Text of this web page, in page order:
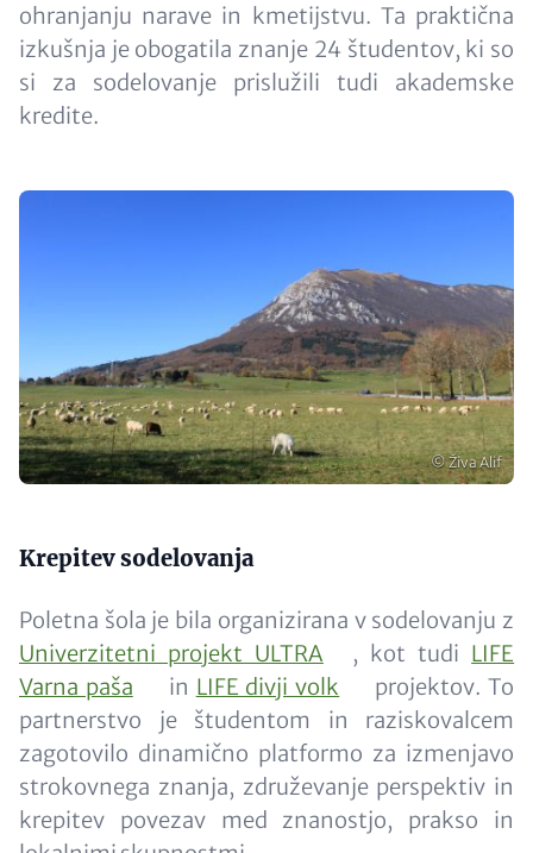
ohranjanju narave in kmetijstvu. Ta praktična
izkušnja je obogatila znanje 24 študentov, ki so
si za sodelovanje prislužili tudi akademske
kredite.
Image
Copyright
© Živa Alif
Content
Krepitev sodelovanja
Poletna šola je bila organizirana v sodelovanju z
Univerzitetni projekt ULTRA
, kot tudi LIFE
Varna paša
in LIFE divji volk
projektov. To
partnerstvo je študentom in raziskovalcem
zagotovilo dinamično platformo za izmenjavo
strokovnega znanja, združevanje perspektiv in
krepitev povezav med znanostjo, prakso in